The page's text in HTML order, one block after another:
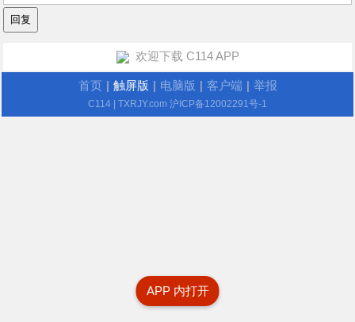
APP 内打开
欢迎下载 C114 APP
首页 触屏版 电脑版 客户端 举报
C114 | TXRJY.com 沪ICP备12002291号-1